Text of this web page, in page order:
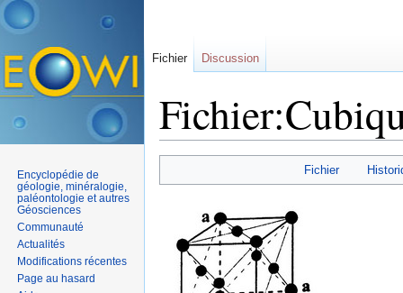
Fichier
Fichier Discussion
Encyclopédie de
géologie, minéralogie,
paléontologie et autres
Géosciences
Communauté
Actualités
Modifications récentes
Page au hasard